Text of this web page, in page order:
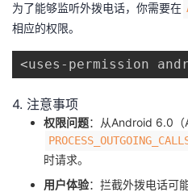
为了能够监听外拨电话，你需要在​
相应的权限。
<uses-permission
4. 注意事项
权限问题：从Android 6.0（
时请求。
用户体验：拦截外拨电话可